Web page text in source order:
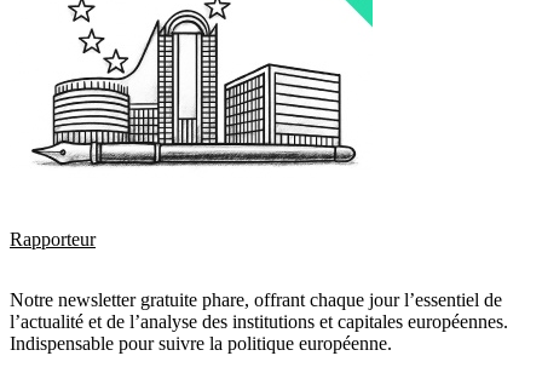
Rapporteur
Notre newsletter gratuite phare, offrant chaque jour l’essentiel de
l’actualité et de l’analyse des institutions et capitales européennes.
Indispensable pour suivre la politique européenne.